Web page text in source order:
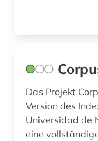
Das Projekt
Version des
Universidad de
eine